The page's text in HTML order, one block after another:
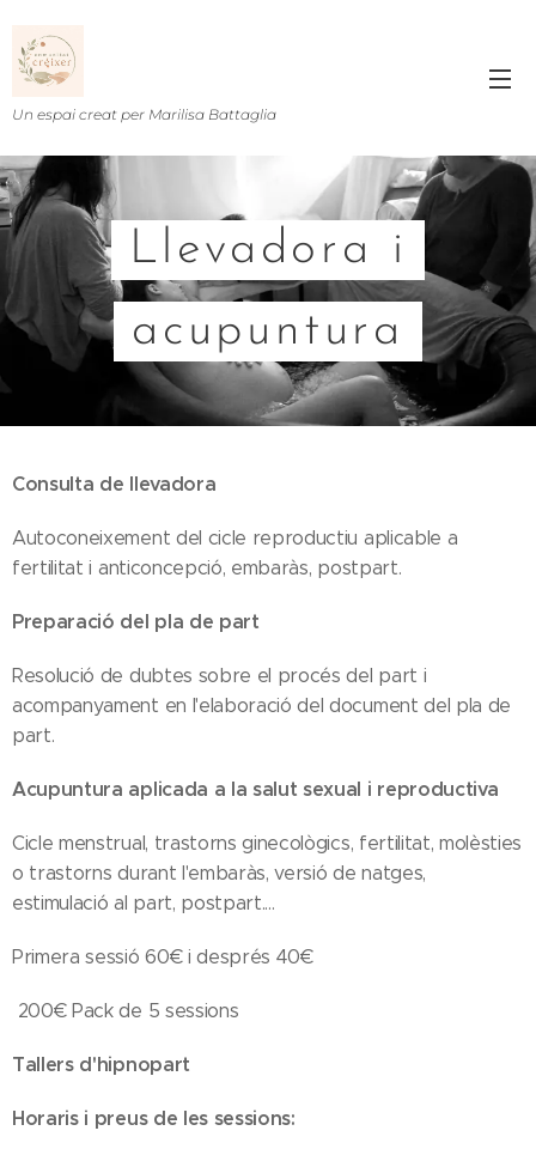
Un espai creat per Marilisa Battaglia
Llevadora i
acupuntura
Consulta de llevadora
Autoconeixement del cicle reproductiu aplicable a
fertilitat i anticoncepció, embaràs, postpart.
Preparació del pla de part
Resolució de dubtes sobre el procés del part i
acompanyament en l'elaboració del document del pla de
part.
Acupuntura aplicada a la salut sexual i reproductiva
Cicle menstrual, trastorns ginecològics, fertilitat, molèsties
o trastorns durant l'embaràs, versió de natges,
estimulació al part, postpart....
Primera sessió 60€ i després 40€
200€ Pack de 5 sessions
Tallers d'hipnopart
Horaris i preus de les sessions: